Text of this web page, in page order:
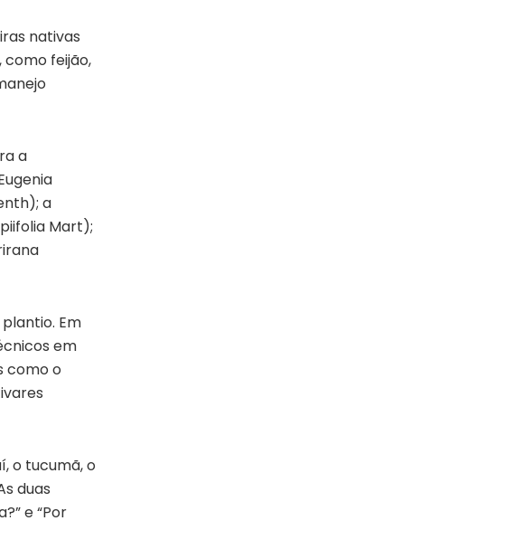
nativas
feijão,
a
a
Mart);
Em
em
como o
o tucumã, o
duas
e “Por